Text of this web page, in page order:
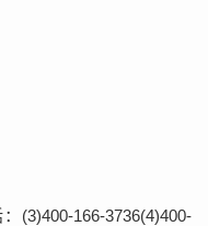
(3)400-166-3736(4)400-